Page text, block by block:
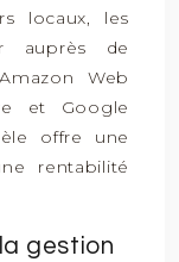
locaux, les
auprès de
Web
et Google
offre une
rentabilité
gestion